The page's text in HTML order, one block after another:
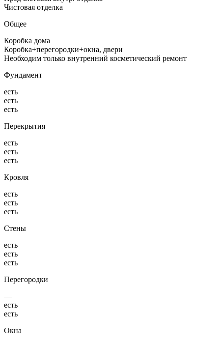
Чистовая отделка
Общее
Коробка дома
Коробка+перегородки+окна, двери
Необходим только внутренний косметический ремонт
Фундамент
есть
есть
есть
Перекрытия
есть
есть
есть
Кровля
есть
есть
есть
Стены
есть
есть
есть
Перегородки
—
есть
есть
Окна